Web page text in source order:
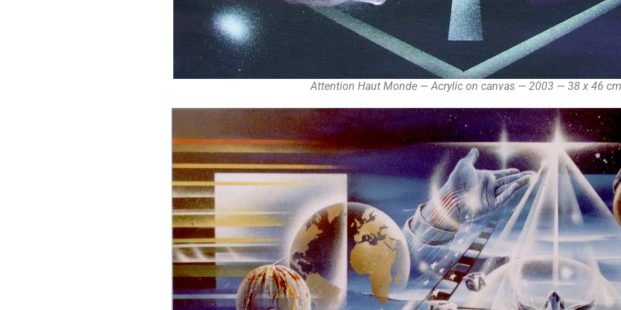
Attention Haut Monde — Acrylic on canvas — 2003 — 38 x 46 cm